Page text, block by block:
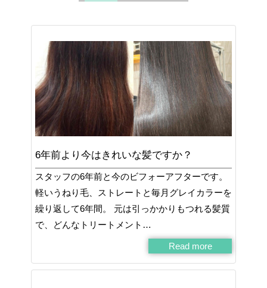
6年前より今はきれいな髪ですか？
スタッフの6年前と今のビフォーアフターです。
軽いうねり毛、ストレートと毎月グレイカラーを
繰り返して6年間。 元は引っかかりもつれる髪質
で、どんなトリートメント…
Read more